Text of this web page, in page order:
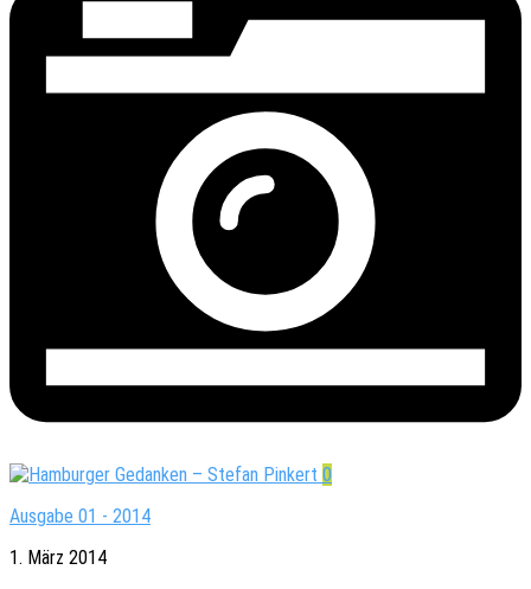
0
Ausgabe 01 - 2014
1. März 2014